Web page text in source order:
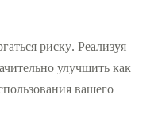
риску. Реализуя
улучшить как
вашего